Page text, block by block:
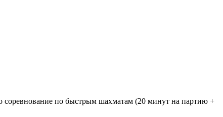
соревнование по быстрым шахматам (20 минут на партию +